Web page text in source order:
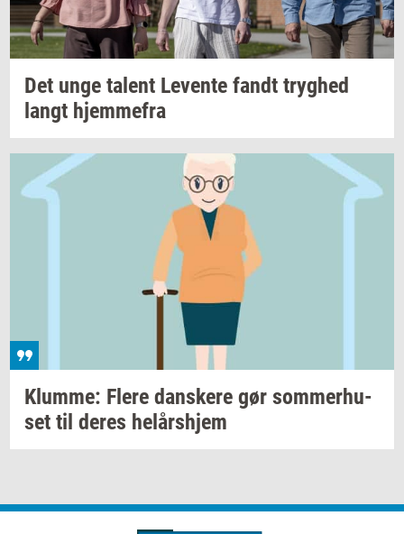
Det unge ta­lent Le­ven­te fandt tryg­hed
langt hjem­me­fra
Klum­me: Flere dan­ske­re gør som­mer­hu­
set til deres helårs­hjem